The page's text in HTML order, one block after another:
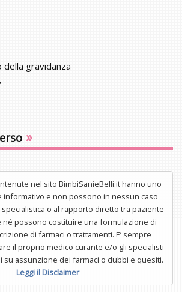
gravidanza
»
nel sito BimbiSanieBelli.it hanno uno
informativo e non possono in nessun caso
o al rapporto diretto tra paziente
né possono costituire una formulazione di
di farmaci o trattamenti. E’ sempre
il proprio medico curante e/o gli specialisti
su assunzione dei farmaci o dubbi e quesiti.
Leggi il Disclaimer